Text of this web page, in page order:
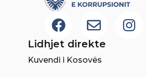
Lidhjet direkte
Kuvendi i Kosovës